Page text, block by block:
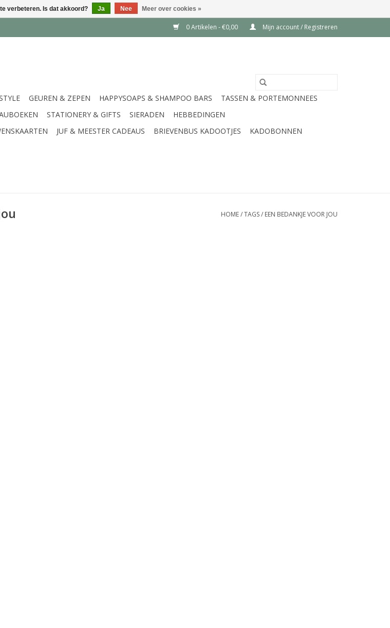
0 Artikelen - €0,00 Mijn account / Registreren
GEUREN & ZEPEN HAPPYSOAPS & SHAMPOO BARS
TASSEN & PORTEMONNEES
STATIONERY & GIFTS SIERADEN
HEBBEDINGEN
JUF & MEESTER CADEAUS BRIEVENBUS KADOOTJES
KADOBONNEN
HOME/TAGS/ EEN BEDANKJE VOOR JOU
verbeteren. Is dat akkoord? Ja Nee Meer over cookies »